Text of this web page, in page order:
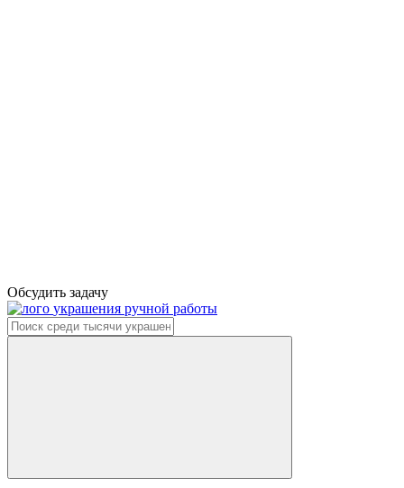
Обсудить задачу
украшения ручной работы